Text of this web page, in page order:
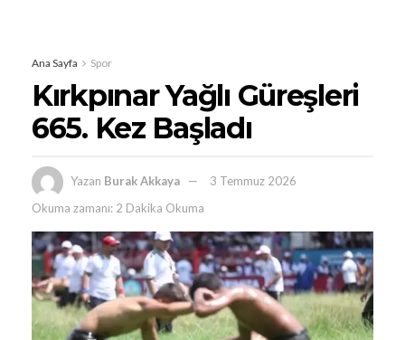
Ana Sayfa Spor
Kırkpınar Yağlı Güreşleri
665. Kez Başladı
Yazan Burak Akkaya
3 Temmuz 2026
Okuma zamanı: 2 Dakika Okuma